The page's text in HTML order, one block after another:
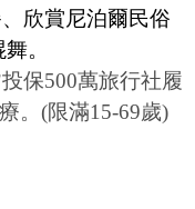
欣賞尼泊爾民俗
。
保500萬旅行社履
。 (限滿15-69歲)